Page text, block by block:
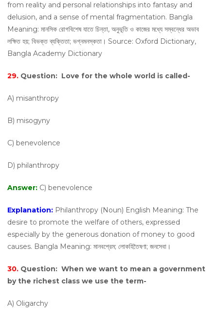
from reality and personal relationships into fantasy and
delusion, and a sense of mental fragmentation. Bangla
Meaning: মানসিক রোগবিশেষ যাতে চিন্তা, অনুভূতি ও কাজের মধ্যে সম্বন্ধের অভাব
লক্ষিত হয়; বিভক্ত ব্যক্তিতা; ভগ্নমনস্কতা। Source: Oxford Dictionary,
Bangla Academy Dictionary
29. Question: Love for the whole world is called-
A) misanthropy
B) misogyny
C) benevolence
D) philanthropy
Answer: C) benevolence
Explanation: Philanthropy (Noun) English Meaning: The
desire to promote the welfare of others, expressed
especially by the generous donation of money to good
causes. Bangla Meaning: মানবপ্রেম; লোকহিতৈষণা; জনসেবা।
30. Question: When we want to mean a government
by the richest class we use the term-
A) Oligarchy